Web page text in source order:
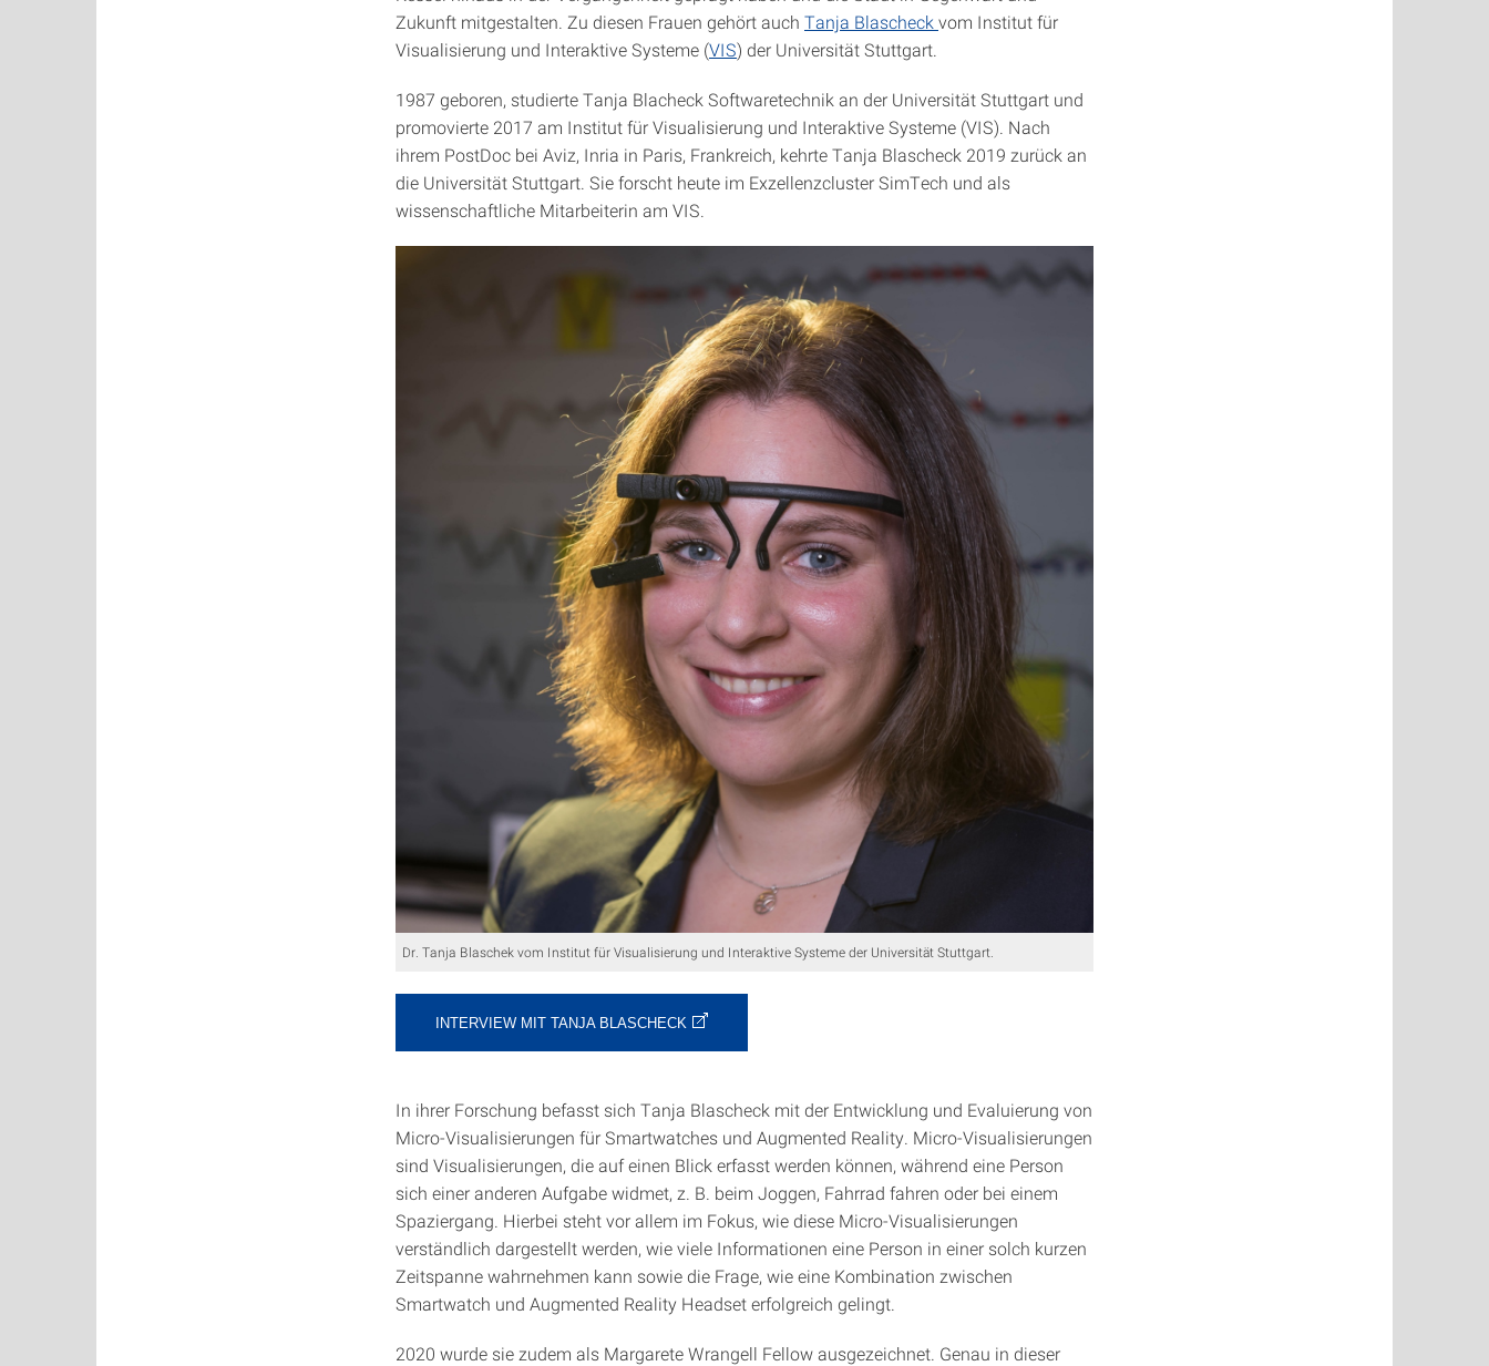
Zukunft mitgestalten. Zu diesen Frauen gehört auch Tanja Blascheckvom Institut für
Visualisierung und Interaktive Systeme (VIS) der Universität Stuttgart.
1987 geboren, studierte Tanja Blacheck Softwaretechnik an der Universität Stuttgart und
promovierte 2017 am Institut für Visualisierung und Interaktive Systeme (VIS). Nach
ihrem PostDoc bei Aviz, Inria in Paris, Frankreich, kehrte Tanja Blascheck 2019 zurück an
die Universität Stuttgart. Sie forscht heute im Exzellenzcluster SimTech und als
wissenschaftliche Mitarbeiterin am VIS.
Dr. Tanja Blaschek vom Institut für Visualisierung und Interaktive Systeme der Universität Stuttgart.
INTERVIEW MIT TANJA BLASCHECK
In ihrer Forschung befasst sich Tanja Blascheck mit der Entwicklung und Evaluierung von
Micro-Visualisierungen für Smartwatches und Augmented Reality. Micro-Visualisierungen
sind Visualisierungen, die auf einen Blick erfasst werden können, während eine Person
sich einer anderen Aufgabe widmet, z. B. beim Joggen, Fahrrad fahren oder bei einem
Spaziergang. Hierbei steht vor allem im Fokus, wie diese Micro-Visualisierungen
verständlich dargestellt werden, wie viele Informationen eine Person in einer solch kurzen
Zeitspanne wahrnehmen kann sowie die Frage, wie eine Kombination zwischen
Smartwatch und Augmented Reality Headset erfolgreich gelingt.
2020 wurde sie zudem als Margarete Wrangell Fellow ausgezeichnet. Genau in dieser